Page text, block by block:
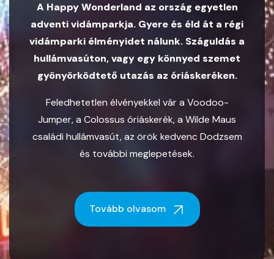
A Happy Wonderland az ország egyetlen
adventi vidámparkja. Gyere és éld át a régi
vidámparki élményidet nálunk. Száguldás a
hullámvasúton, vagy egy könnyed szemet
gyönyörködtető utazás az óriáskeréken.
Feledhetetlen élvényekkel vár a Voodoo-
Jumper, a Colossus óriáskerék, a Wilde Maus
családi hullámvasút, az örök kedvenc Dodzsem
és további meglepetések.
Tovább olvasom